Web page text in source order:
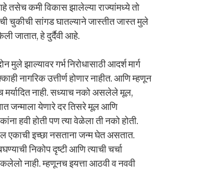
तसेच कमी विकास झालेल्या राज्यांमध्ये तो
चुकीची सांगड घातल्याने जास्तीत जास्त मुले
जातात, हे दुर्दैवी आहे.
झाल्यावर गर्भ निरोधासाठी आदर्श मार्ग
नागरिक उत्तीर्ण होणार नाहीत. आणि म्हणून
मर्यादित नाही. सध्याच नको असलेले मूल,
जन्माला येणारे दर तिसरे मूल आणि
हवी होती पण त्या वेळेला ती नको होती.
एकाची इच्छा नसताना जन्म घेत असतात.
निकोप दृष्टी आणि त्याची चर्चा
नाही. म्हणूनच इयत्ता आठवी व नववी